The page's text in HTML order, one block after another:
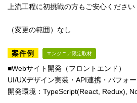
上流工程に初挑戦の方もご安心ください
（変更の範囲）なし
案件例 エンジニア限定取材
■Webサイト開発（フロントエンド）
UI/UXデザイン実装・API連携・パフォー
開発環境：TypeScript(React, Redux),